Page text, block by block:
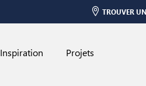
TROUVER
Inspiration Projets